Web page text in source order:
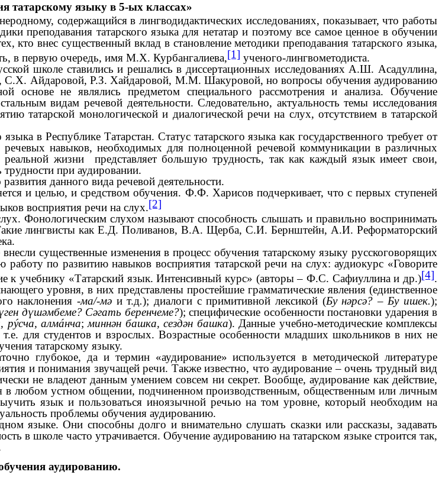
татарскому языку в 5-ых классах»
содержащийся в лингводидактических исследованиях, показывает, что работы
преподавания татарского языка для нетатар и поэтому все самое ценное в обучении
внес существенный вклад в становление методики преподавания татарского языка,
в первую очередь, имя М.Х. Курбангалиева,[1] ученого-лингвометодиста.
школе ставились и решались в диссертационных исследованиях А.Ш. Асадуллина,
Айдаровой, Р.З. Хайдаровой, М.М. Шакуровой, но вопросы обучения аудированию
основе не являлись предметом специального рассмотрения и анализа. Обучение
видам речевой деятельности. Следовательно, актуальность темы исследования
татарской монологической и диалогической речи на слух, отсутствием в татарской
в Республике Татарстан. Статус татарского языка как государственного требует от
навыков, необходимых для полноценной речевой коммуникации в различных
жизни представляет большую трудность, так как каждый язык имеет свои,
трудности при аудировании.
данного вида речевой деятельности.
и целью, и средством обучения. Ф.Ф. Харисов подчеркивает, что с первых ступеней
восприятия речи на слух.[2]
Фонологическим слухом называют способность слышать и правильно воспринимать
лингвисты как Е.Д. Поливанов, В.А. Щерба, С.И. Бернштейн, А.И. Реформаторский
существенные изменения в процесс обучения татарскому языку русскоговорящих
по развитию навыков восприятия татарской речи на слух: аудиокурс «Говорите
к учебнику «Татарский язык. Интенсивный курс» (авторы – Ф.С. Сафиуллина и др.)[4].
уровня, в них представлены простейшие грамматические явления (единственное
наклонения-ма/-мә и т.д.); диалоги с примитивной лексикой (Бу нәрсә? – Бу ишек.);
дүшәмбеме? Сәгать беренчеме?); специфические особенности постановки ударения в
рýсча, алмáнча;миннән башка, сездән башка). Данные учебно-методические комплексы
для студентов и взрослых. Возрастные особенности младших школьников в них не
татарскому языку.
глубокое, да и термин «аудирование» используется в методической литературе
и понимания звучащей речи. Также известно, что аудирование – очень трудный вид
не владеют данным умением совсем ни секрет. Вообще, аудирование как действие,
в любом устном общении, подчиненном производственным, общественным или личным
язык и пользоваться иноязычной речью на том уровне, который необходим на
проблемы обучения аудированию.
языке. Они способны долго и внимательно слушать сказки или рассказы, задавать
в школе часто утрачивается. Обучение аудированию на татарском языке строится так,
аудированию.